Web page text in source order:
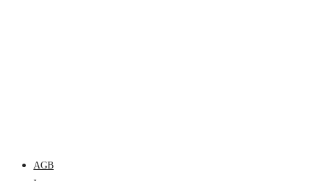
AGB